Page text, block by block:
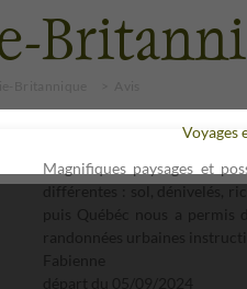
Voyages
Magnifiques paysages et